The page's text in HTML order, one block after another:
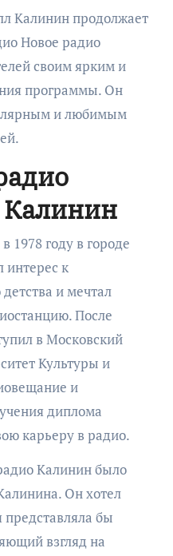
Калинин продолжает
Новое радио
своим ярким и
программы. Он
и любимым
Калинин
1978 году в городе
интерес к
и мечтал
После
в Московский
Культуры и
и
диплома
карьеру в радио.
Калинин было
Он хотел
представляла бы
взгляд на